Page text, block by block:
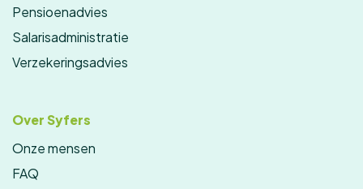
Pensioenadvies
Salarisadministratie
Verzekeringsadvies
Over Syfers
Onze mensen
FAQ